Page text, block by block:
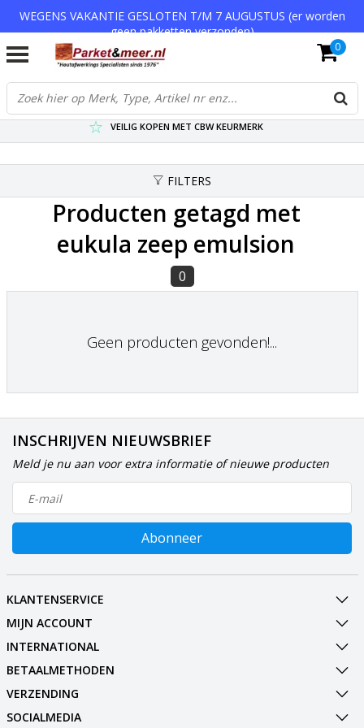
WEGENS VAKANTIE GESLOTEN T/M 7 AUGUSTUS (er worden
geen pakketten verzonden)
VERZENDKOSTEN € 7,95 (GRATIS VA €75,-)
SCHERPSTE PRIJZEN TOT WEL 75% KORTING !
VEILIG KOPEN MET CBW KEURMERK
0
FILTERS
Producten getagd met
eukula zeep emulsion
0
Geen producten gevonden!...
INSCHRIJVEN NIEUWSBRIEF
Meld je nu aan voor extra informatie of nieuwe producten
Abonneer
KLANTENSERVICE
MIJN ACCOUNT
INTERNATIONAL
BETAALMETHODEN
VERZENDING
SOCIALMEDIA